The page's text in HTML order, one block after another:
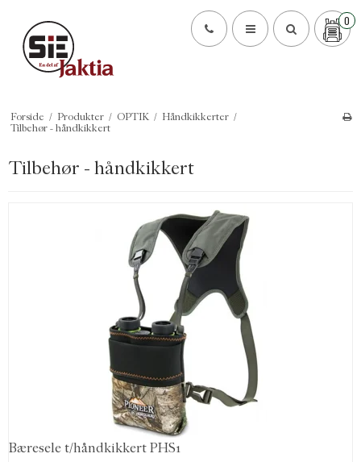
0
Forside / Produkter / OPTIK / Håndkikkerter /
Tilbehør - håndkikkert
Tilbehør - håndkikkert
Bæresele t/håndkikkert PHS1